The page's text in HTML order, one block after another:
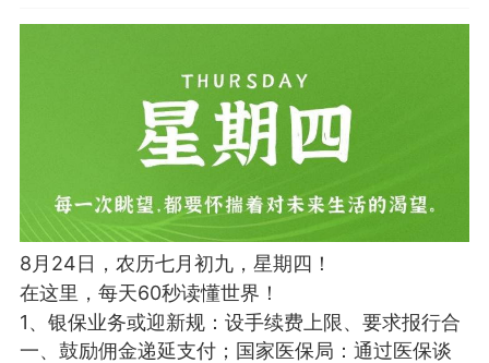
爆汗熊 卡卡动能素 无创溶斑术
美业357 芯诗妍 卡卡美业
8月24日，农历七月初九，星期四！
在这里，每天60秒读懂世界！
1、银保业务或迎新规：设手续费上限、要求报行合
一、鼓励佣金递延支付；国家医保局：通过医保谈